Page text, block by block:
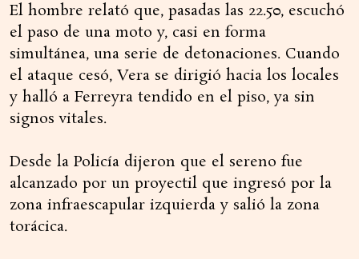
El hombre relató que, pasadas las 22.50, escuchó
el paso de una moto y, casi en forma
simultánea, una serie de detonaciones. Cuando
el ataque cesó, Vera se dirigió hacia los locales
y halló a Ferreyra tendido en el piso, ya sin
signos vitales.
Desde la Policía dijeron que el sereno fue
alcanzado por un proyectil que ingresó por la
zona infraescapular izquierda y salió la zona
torácica.